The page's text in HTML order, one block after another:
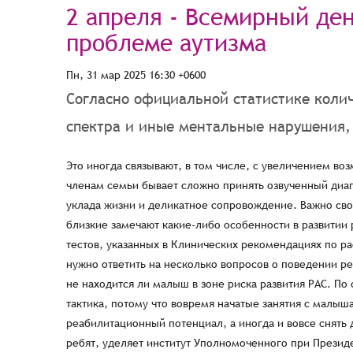
2 апреля - Всемирный
проблеме аутизма
Пн, 31 мар 2025 16:30 +0600
Согласно официальной статистике
спектра и иные ментальные нарушения,
Это иногда связывают, в том числе, с увеличением возможностей для ранней и качественной диагностики. Родителям и другим членам семьи бывает сложно принять озвученный диагноз или подозрение на него, требуется помощь в сохранении привычного уклада жизни и деликатное сопровождение. Важно своевременно получить мнение специалиста, может даже нескольких, если близкие замечают какие-либо особенности в развитии ребенка. Кроме того, можно самостоятельно пройти один из скрининговых тестов, указанных в Клинических рекомендациях по расстройствам аутистического спектра, например, “M-CHAT R/F”. Для этого нужно ответить на несколько вопросов о поведении ребёнка. По его результатам не будет установлен диагноз, но станет понятно, не находится ли малыш в зоне риска развития РАС. По словам экспертов, в таких ситуациях не рекомендована выжидательная тактика, потому что вовремя начатые занятия с малышами позволяют минимизировать сложные состояния, повысить их реабилитационный потенциал, а иногда и вовсе снять диагноз. Особое внимание детям с РАС и семьям, воспитывающим таких ребят, уделяет институт Уполномоченного при Президенте РФ по правам ребёнка. Благодаря его Стратегической программе «Сопровождение через всю жизнь» в нашей стране сейчас создаётся уникальная система поддержки людей с аутизмом и другими ментальными нарушениями на протяжении всей жизни. Её суть в том, чтобы человек с особенностями на каждом этапе своего пути встречал не барьеры и преграды, а наоборот – необходимую помощь. Чтобы от детского садика и школы до колледжа и предприятия – все двери были для него открыты. А для этого на государственном уровне создаётся адаптированная к его нуждам среда, проходят обучение специалисты и родители. «В рамках программы проведено обучение для более 5000 родителей и представителей родительских сообществ, 2800 специалистов прошли курс по деликатной коммуникации с ребятами с РАС и другими ментальными особенностями. Нами при поддержке Министерства труда и социальной защиты Российской Федерации разработана типовая региональная программа по формированию системы непрерывного межведомственного сопровождения детей и молодых взрослых с РАС и другими ментальными нарушениями», — рассказала детский омбудсмен Мария Львова-Белова. При создании программы был учтен опыт регионов ПФО, ХМАО-Югры, лучших государственных и общественных организаций нашей страны. На её основе уже созданы и приняты программы непрерывного межведомственного сопровождения детей с аутизмом в ряде пилотных регионов страны – ХМАО-Югре, Кемеровской и Новгородской областях. В Мурманской, Саратовской и Ростовской областях продолжается работа по ее созданию. Результатом должны стать видимые изменения в жизни детей и взрослых с аутизмом в учёбе и в быту, в работе и отдыхе. Анализ этих перемен позволит распространить действие программы и на другие регионы нашей страны. «Чтобы дети с аутизмом и их близкие жили полноценно и счастливо, нужно, во-первых, развивать их и помогать им в социальной адаптации, а во-вторых, – изменять отношение государства и общества к таким людям. Всё должно быть приспособлено к тому, чтобы человек с аутизмом мог участвовать в жизни общества», — отметил руководитель направления «Ментальное здоровье» стратегической программы «Сопровождение через всю жизнь», директор АНО «Центр реабилитации инвалидов детства «Наш Солнечный Мир» Игорь Шпицберг. При создании Стратегической программы учтён опыт родительских и общественных организаций, которые уже на протяжении многих лет выстраивают её отдельные элементы. Сегодня они стали одной из важных опор при внедрении новых подходов на местах. Полезную информацию для родителей и специалистов, методические материалы и обучающая литературу можно найти в официальном ТГ-канале направления «Ментальное здоровье «Сопровождение через всю жизнь» (https://t.me/mental_health_soprovozdenie). Также при содействии Уполномоченного при Президенте РФ по правам ребёнка подготовлены брошюры, листовки для распространения в организациях здравоохранения, где кратко описаны нормы развития ребенка по периодам. Это позволит родителям при необходимости увидеть те или иные отклонения и как можно раньше начать